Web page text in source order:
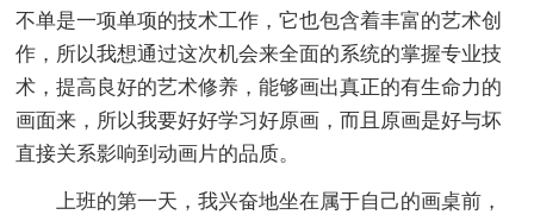
不单是一项单项的技术工作，它也包含着丰富的艺术创
作，所以我想通过这次机会来全面的系统的掌握专业技
术，提高良好的艺术修养，能够画出真正的有生命力的
画面来，所以我要好好学习好原画，而且原画是好与坏
直接关系影响到动画片的品质。
上班的第一天，我兴奋地坐在属于自己的画桌前，